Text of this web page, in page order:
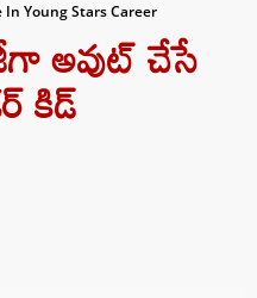
Young Stars Career
అవుట్ చేసే
కిడ్